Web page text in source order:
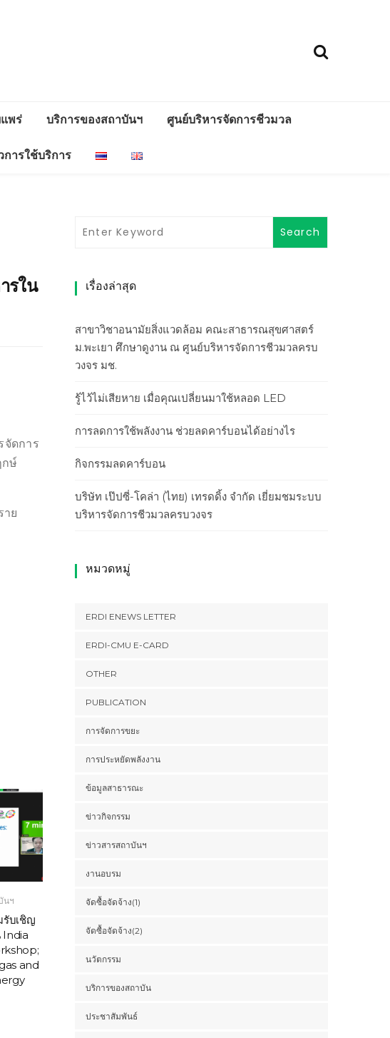
า
นคร
ม่
แพร่ บริการของสถาบันฯ ศูนย์บริหารจัดการชีวมวล
ารใช้บริการ
รใน
ดการ
ษ์
ย
นฯ
รับเชิญ
India
and
ข่าวสารสถาบันฯ| ข่าวกิจกรรม
เชียงใหม่ เป็นศูนย์ความรู้
เรื่องล่าสุด
สาขาวิชาอนามัยสิ่งแวดล้อม คณะสาธารณสุขศาสตร์
ม.พะเยา ศึกษาดูงาน ณ ศูนย์บริหารจัดการชีวมวลครบ
วงจร มช.
รู้ไว้ไม่เสียหาย เมื่อคุณเปลี่ยนมาใช้หลอด LED
การลดการใช้พลังงาน ช่วยลดคาร์บอนได้อย่างไร
กิจกรรมลดคาร์บอน
บริษัท เป๊ปซี่-โคล่า (ไทย) เทรดดิ้ง จำกัด เยี่ยมชมระบบ
บริหารจัดการชีวมวลครบวงจร
หมวดหมู่
ERDI ENEWS LETTER
ERDI-CMU E-CARD
OTHER
PUBLICATION
การจัดการขยะ
การประหยัดพลังงาน
ข้อมูลสาธารณะ
ข่าวกิจกรรม
ข่าวสารสถาบันฯ
งานอบรม
จัดซื้อจัดจ้าง(1)
จัดซื้อจัดจ้าง(2)
นวัตกรรม
บริการของสถาบัน
ประชาสัมพันธ์